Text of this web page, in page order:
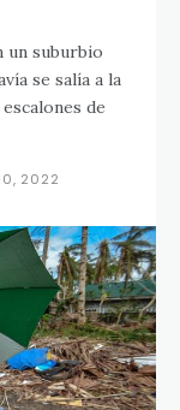
se salía a la
de
2022